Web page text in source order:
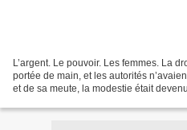
L’argent. Le pouvoir. Les femmes. La
portée de main, et les autorités
et de sa meute, la modestie était